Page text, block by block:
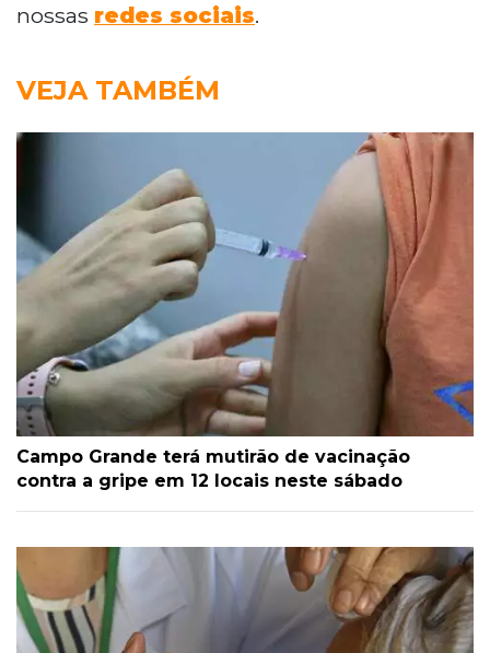
nossas redes sociais.
VEJA TAMBÉM
Campo Grande terá mutirão de vacinação
contra a gripe em 12 locais neste sábado